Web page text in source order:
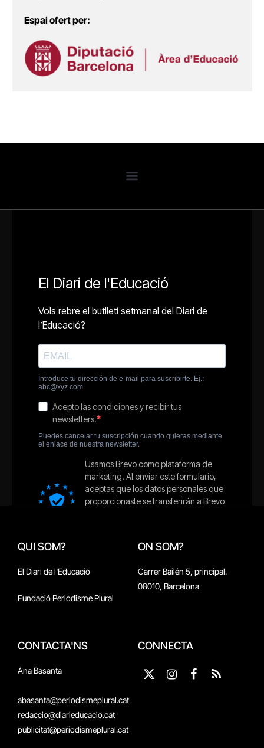
Espai ofert per:
QUI SOM?
El Diari de l'Educació
Fundació Periodisme Plural
ON SOM?
Carrer Bailén 5, principal.
08010, Barcelona
CONTACTA'NS
Ana Basanta
abasanta@periodismeplural.cat
redaccio@diarieducacio.cat
publicitat@periodismeplural.cat
CONNECTA
X
InstagramFacebook
RSS